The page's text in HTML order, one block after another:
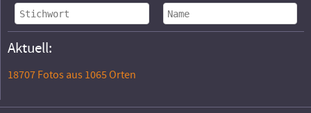
Aktuell:
18707 Fotos aus 1065 Orten